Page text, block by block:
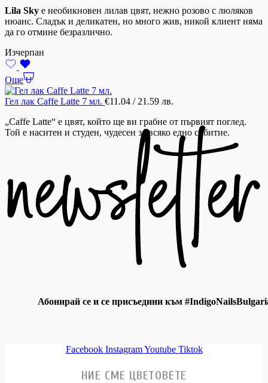
Lila Sky е необикновен лилав цвят, нежно розово с люляков
нюанс. Сладък и деликатен, но много жив, никой клиент няма
да го отмине безразлично.
Изчерпан
Още
Гел лак Caffe Latte 7 мл. €11.04 / 21.59 лв.
„Caffe Latte“ е цвят, който ще ви грабне от първият поглед.
Той е наситен и студен, чудесен за всяко едно събитие.
Абонирай се и се присъедини към
Facebook Instagram Youtube Tiktok
НИЕ СМЕ ЦВЕТОВЕТЕ